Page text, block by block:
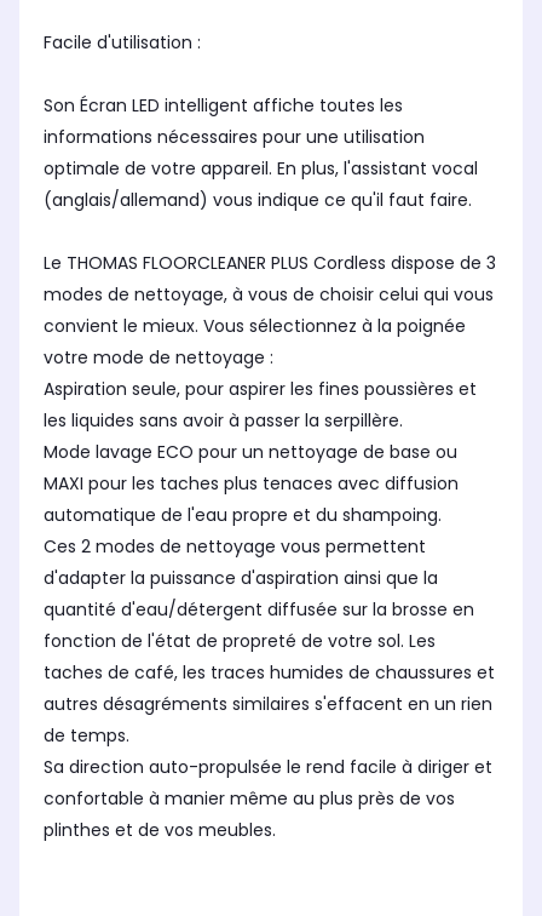
Facile d'utilisation :
Son Écran LED intelligent affiche toutes les
informations nécessaires pour une utilisation
optimale de votre appareil. En plus, l'assistant vocal
(anglais/allemand) vous indique ce qu'il faut faire.
Le THOMAS FLOORCLEANER PLUS Cordless dispose de 3
modes de nettoyage, à vous de choisir celui qui vous
convient le mieux. Vous sélectionnez à la poignée
votre mode de nettoyage :
Aspiration seule, pour aspirer les fines poussières et
les liquides sans avoir à passer la serpillère.
Mode lavage ECO pour un nettoyage de base ou
MAXI pour les taches plus tenaces avec diffusion
automatique de l'eau propre et du shampoing.
Ces 2 modes de nettoyage vous permettent
d'adapter la puissance d'aspiration ainsi que la
quantité d'eau/détergent diffusée sur la brosse en
fonction de l'état de propreté de votre sol. Les
taches de café, les traces humides de chaussures et
autres désagréments similaires s'effacent en un rien
de temps.
Sa direction auto-propulsée le rend facile à diriger et
confortable à manier même au plus près de vos
plinthes et de vos meubles.